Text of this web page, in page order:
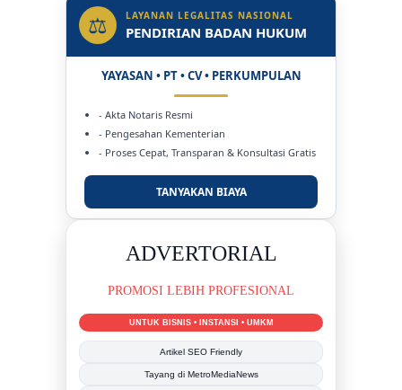
⚖ LAYANAN LEGALITAS NASIONAL
PENDIRIAN BADAN HUKUM
YAYASAN • PT • CV • PERKUMPULAN
- Akta Notaris Resmi
- Pengesahan Kementerian
- Proses Cepat, Transparan & Konsultasi Gratis
TANYAKAN BIAYA
DUKUNG KAMI
BERSAMA METROMEDIANEWS.CO
MEDIA INFORMASI TERPERCAYA
Publikasi Kegiatan
Berita Promosi